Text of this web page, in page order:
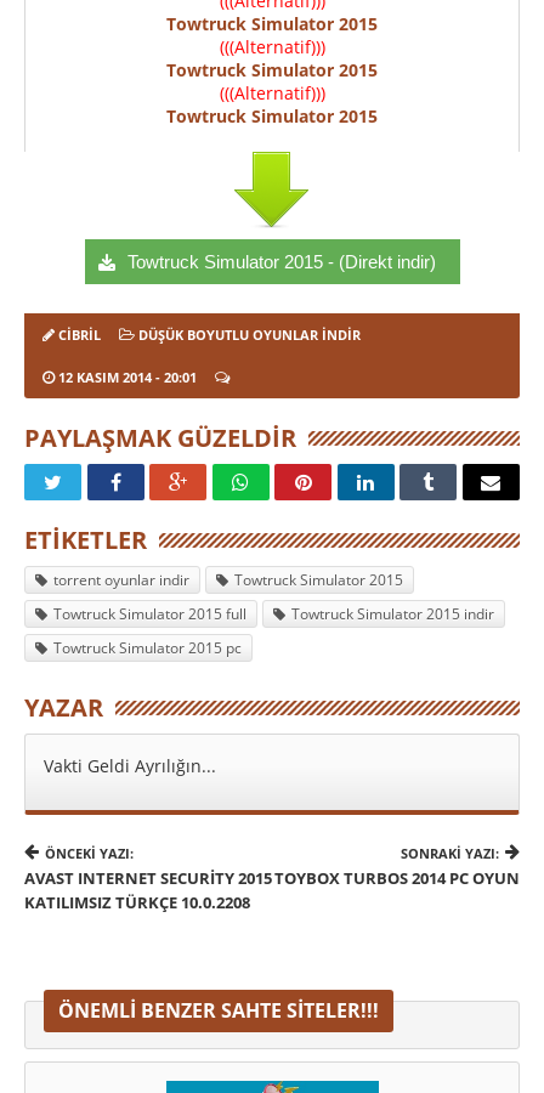
Towtruck Simulator 2015
(((Alternatif)))
Towtruck Simulator 2015
(((Alternatif)))
Towtruck Simulator 2015
Towtruck Simulator 2015 - (Direkt indir)
CIBRIL DÜŞÜK BOYUTLU OYUNLAR İNDIR
12 KASIM 2014- 20:01
PAYLAŞMAK GÜZELDIR
ETIKETLER
torrent oyunlar indir
Towtruck Simulator 2015
Towtruck Simulator 2015 full
Towtruck Simulator 2015 indir
Towtruck Simulator 2015 pc
YAZAR
Vakti Geldi Ayrılığın...
ÖNCEKI YAZI:
AVAST INTERNET SECURITY 2015
KATILIMSIZ TÜRKÇE 10.0.2208
SONRAKI YAZI:
TOYBOX TURBOS 2014 PC OYUN
ÖNEMLI BENZER SAHTE SITELER!!!